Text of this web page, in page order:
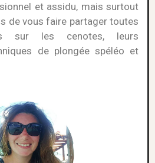
et assidu, mais surtout
de vous faire partager toutes
sur les cenotes, leurs
de plongée spéléo et